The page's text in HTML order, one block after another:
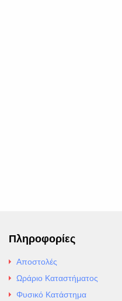
Πληροφορίες
Αποστολές
Ωράριο Καταστήματος
Φυσικό Κατάστημα